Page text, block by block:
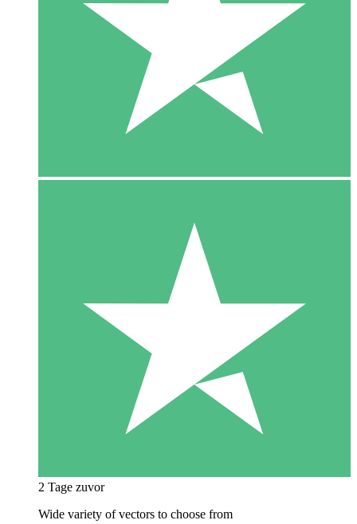
2 Tage zuvor
Wide variety of vectors to choose from